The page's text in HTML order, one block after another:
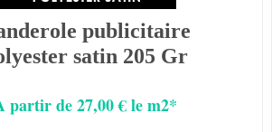
publicitaire
satin 205 Gr
partir de 27,00 € le m2*